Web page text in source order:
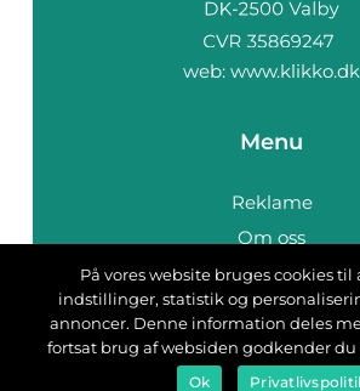
web: www.klikko.dk
Menu
Reklame
Om oss
Cookies
Kontakt Oss
Sitemap
På vores website bruges cookies
indstillinger, statistik og
annoncer. Denne information deles
fortsat brug af websiden godkender
Ok